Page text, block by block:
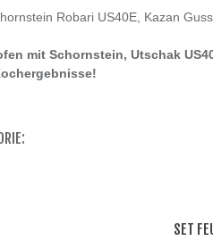
Robari US40E, Kazan
mit Schornstein, Utschak
SET